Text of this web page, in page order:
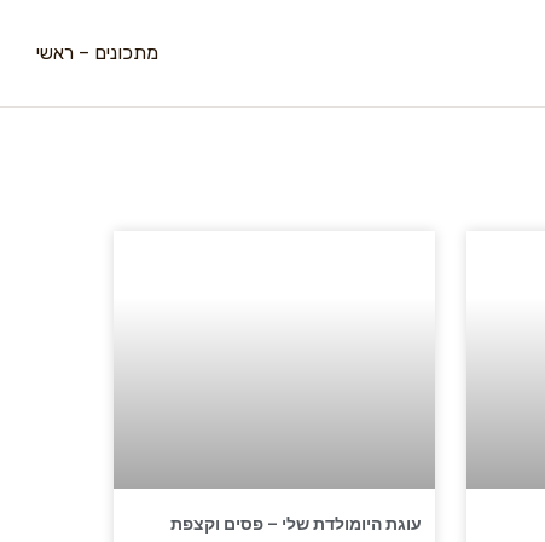
מתכונים – ראשי
עוגת היומולדת שלי – פסים וקצפת